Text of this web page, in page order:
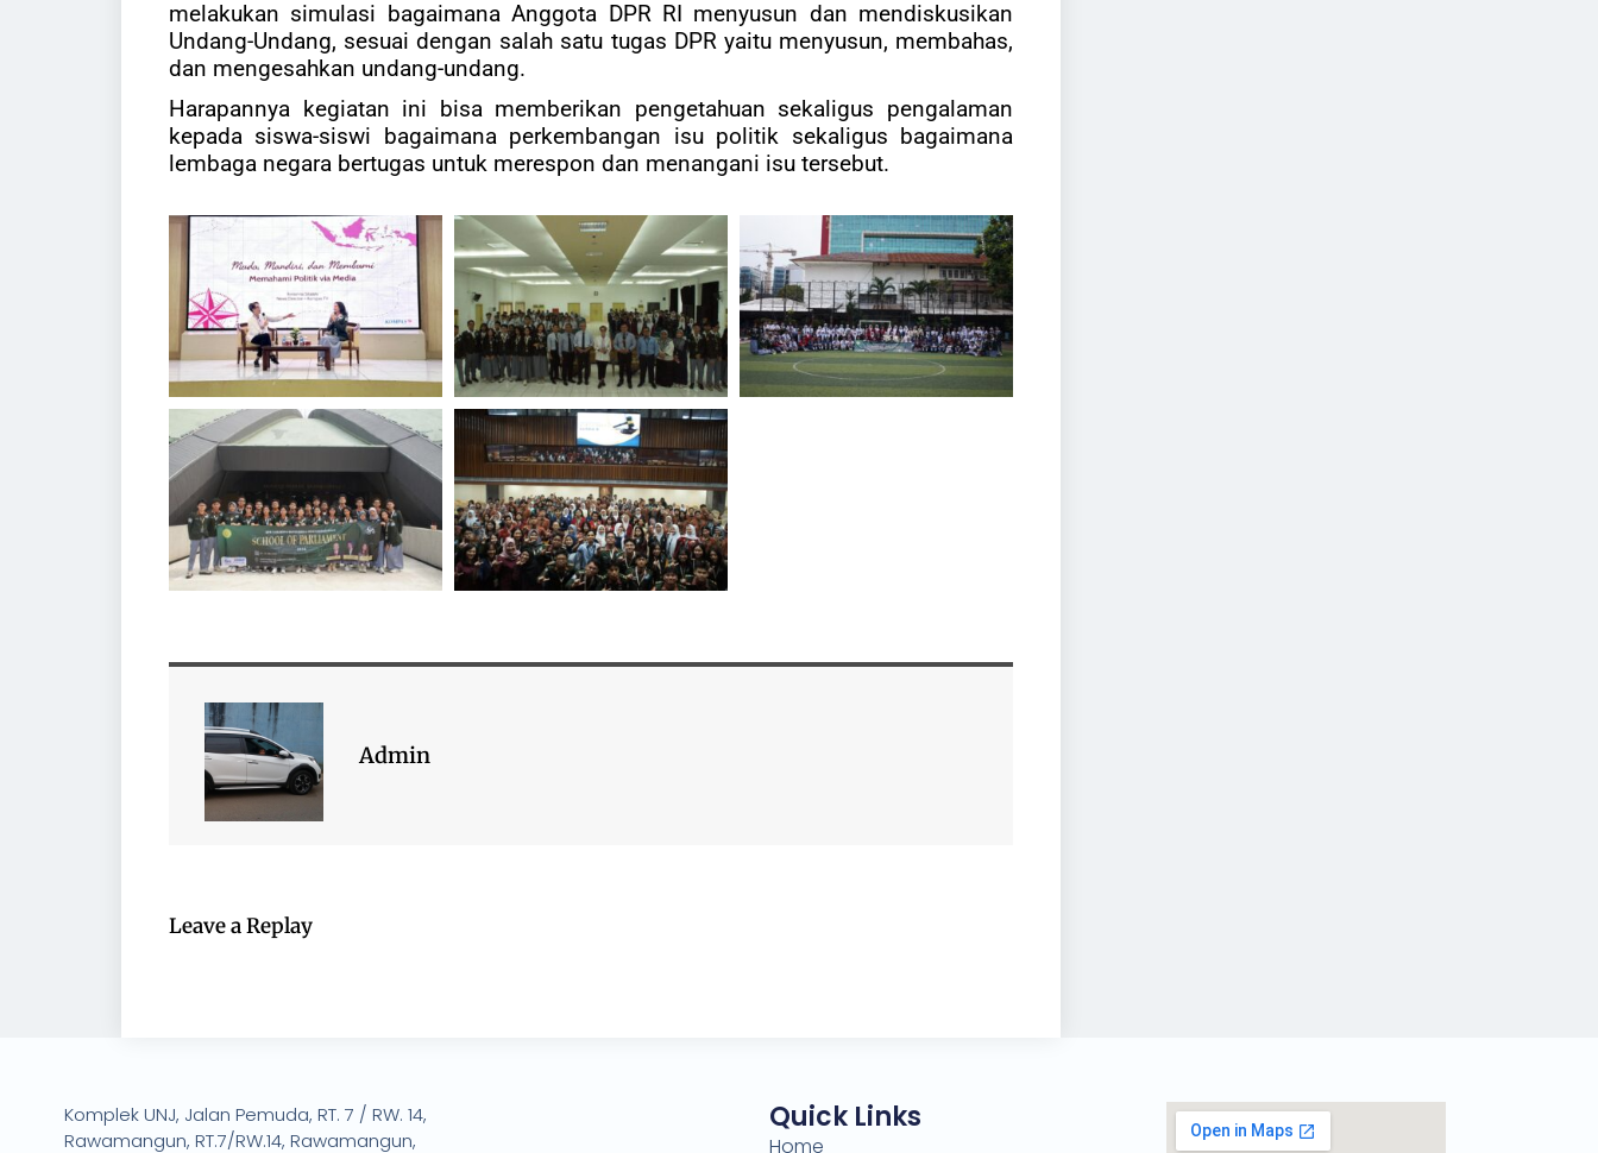
melakukan simulasi bagaimana Anggota DPR RI menyusun dan mendiskusikan
Undang-Undang, sesuai dengan salah satu tugas DPR yaitu menyusun, membahas,
dan mengesahkan undang-undang.
Harapannya kegiatan ini bisa memberikan pengetahuan sekaligus pengalaman
kepada siswa-siswi bagaimana perkembangan isu politik sekaligus bagaimana
lembaga negara bertugas untuk merespon dan menangani isu tersebut.
Admin
Leave a Replay
Komplek UNJ, Jalan Pemuda, RT. 7 / RW. 14,
Rawamangun, RT.7/RW.14, Rawamangun,
Quick Links
Home